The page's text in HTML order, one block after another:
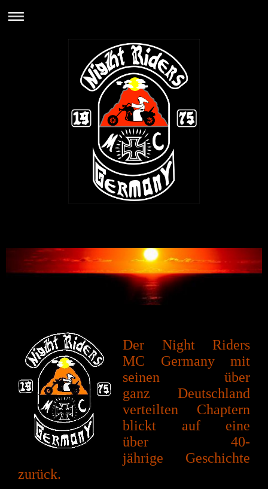
Der Night Riders
MC Germany mit
seinen über
ganz Deutschland
verteilten Chaptern
blickt auf eine
über 40-
jährige Geschichte
zurück.